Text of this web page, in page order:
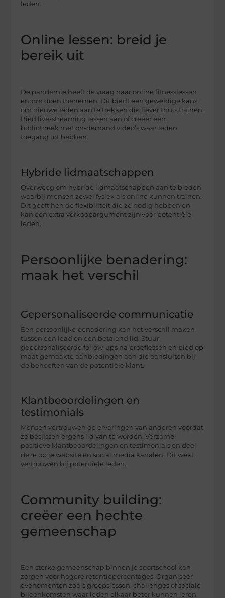
leden.
Online lessen: breid je
bereik uit
De pandemie heeft de vraag naar online fitnesslessen
enorm doen toenemen. Dit biedt een geweldige kans
om nieuwe leden aan te trekken die liever thuis trainen.
Bied live-streaming lessen aan of creëer een
bibliotheek met on-demand video’s waar leden
toegang tot hebben.
Hybride lidmaatschappen
Overweeg om hybride lidmaatschappen aan te bieden
waarbij mensen zowel fysiek als online kunnen trainen.
Dit geeft hen de flexibiliteit die ze nodig hebben en
kan een extra verkoopargument zijn voor potentiële
leden.
Persoonlijke benadering:
maak het verschil
Gepersonaliseerde communicatie
Een persoonlijke benadering kan het verschil maken
tussen een lead en een betalend lid. Stuur
gepersonaliseerde follow-ups na proeflessen en bied op
maat gemaakte aanbiedingen aan die aansluiten bij
de behoeften van de potentiële klant.
Klantbeoordelingen en
testimonials
Mensen vertrouwen op ervaringen van anderen voordat
ze beslissen ergens lid van te worden. Verzamel
positieve klantbeoordelingen en testimonials en deel
deze op je website en social media kanalen. Dit wekt
vertrouwen bij potentiële leden.
Community building:
creëer een hechte
gemeenschap
Een sterke gemeenschap binnen je sportschool kan
zorgen voor hogere retentiepercentages. Organiseer
evenementen zoals groepslessen, challenges of sociale
bijeenkomsten waar leden elkaar beter kunnen leren